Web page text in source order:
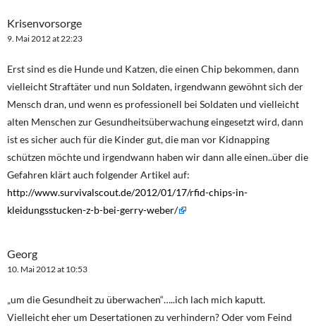
Krisenvorsorge
9. Mai 2012 at 22:23
Erst sind es die Hunde und Katzen, die einen Chip bekommen, dann
vielleicht Straftäter und nun Soldaten, irgendwann gewöhnt sich der
Mensch dran, und wenn es professionell bei Soldaten und vielleicht
alten Menschen zur Gesundheitsüberwachung eingesetzt wird, dann
ist es sicher auch für die Kinder gut, die man vor Kidnapping
schützen möchte und irgendwann haben wir dann alle einen..über die
Gefahren klärt auch folgender Artikel auf:
http://www.survivalscout.de/2012/01/17/rfid-chips-in-
kleidungsstucken-z-b-bei-gerry-weber/
Georg
10. Mai 2012 at 10:53
„um die Gesundheit zu überwachen“…..ich lach mich kaputt.
Vielleicht eher um Desertationen zu verhindern? Oder vom Feind